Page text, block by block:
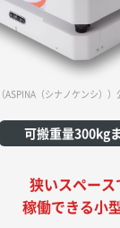
ASPINA（シナノケンシ））
可搬重量300kg
狭いスペース
稼働できる小